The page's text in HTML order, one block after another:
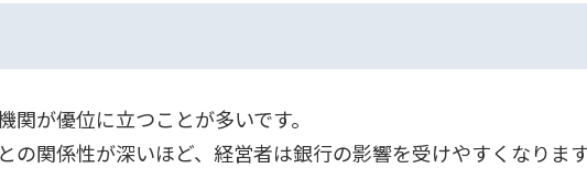
が優位に立つことが多いです。
の関係性が深いほど、経営者は銀行の影響を受けやすくなります